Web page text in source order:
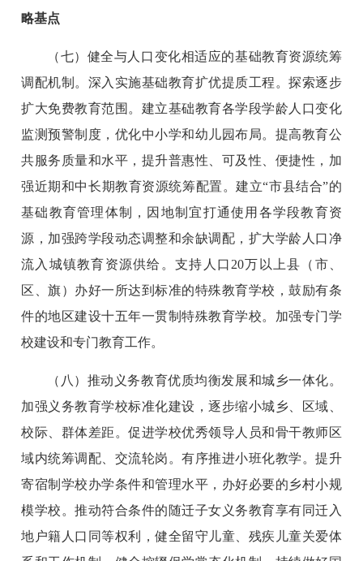
略基点
（七）健全与人口变化相适应的基础教育资源统筹
调配机制。深入实施基础教育扩优提质工程。探索逐步
扩大免费教育范围。建立基础教育各学段学龄人口变化
监测预警制度，优化中小学和幼儿园布局。提高教育公
共服务质量和水平，提升普惠性、可及性、便捷性，加
强近期和中长期教育资源统筹配置。建立“市县结合”的
基础教育管理体制，因地制宜打通使用各学段教育资
源，加强跨学段动态调整和余缺调配，扩大学龄人口净
流入城镇教育资源供给。支持人口20万以上县（市、
区、旗）办好一所达到标准的特殊教育学校，鼓励有条
件的地区建设十五年一贯制特殊教育学校。加强专门学
校建设和专门教育工作。
（八）推动义务教育优质均衡发展和城乡一体化。
加强义务教育学校标准化建设，逐步缩小城乡、区域、
校际、群体差距。促进学校优秀领导人员和骨干教师区
域内统筹调配、交流轮岗。有序推进小班化教学。提升
寄宿制学校办学条件和管理水平，办好必要的乡村小规
模学校。推动符合条件的随迁子女义务教育享有同迁入
地户籍人口同等权利，健全留守儿童、残疾儿童关爱体